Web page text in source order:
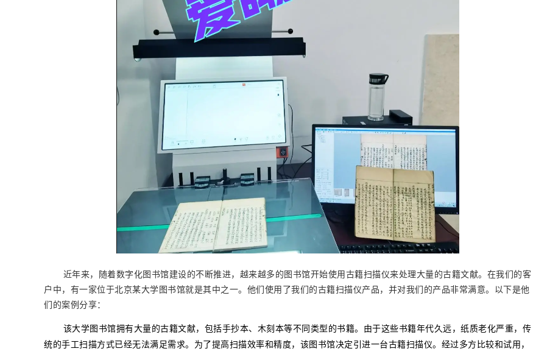
户中，有一家位于北京某大学图书馆就是其中之一。他们使用了我们的古籍扫描仪产品，并对我们的产品非常满意。以下是他
们的案例分享：
统的手工扫描方式已经无法满足需求。为了提高扫描效率和精度，该图书馆决定引进一台古籍扫描仪。经过多方比较和试用，